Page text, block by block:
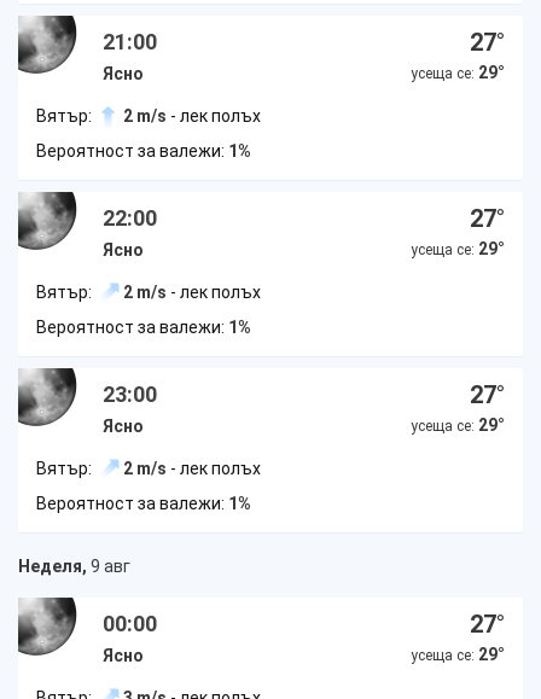
21:00
Ясно
27°
усеща се: 29°
Вятър: 2 m/s - лек полъх
Вероятност за валежи: 1%
22:00
Ясно
27°
усеща се: 29°
Вятър: 2 m/s - лек полъх
Вероятност за валежи: 1%
23:00
Ясно
27°
усеща се: 29°
Вятър: 2 m/s - лек полъх
Вероятност за валежи: 1%
Неделя, 9 авг
00:00
Ясно
27°
усеща се: 29°